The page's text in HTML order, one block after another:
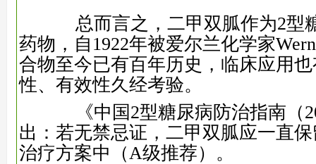
总而言之，二甲双胍作为2型
药物，自1922年被爱尔兰化学家
合物至今已有百年历史，临床应用
性、有效性久经考验。
《中国2型糖尿病防治指南（
出：若无禁忌证，二甲双胍应一直
治疗方案中（A级推荐）。